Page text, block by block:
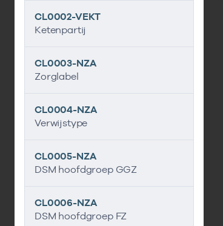
CL0002-VEKT
Ketenpartij
CL0003-NZA
Zorglabel
CL0004-NZA
Verwijstype
CL0005-NZA
DSM hoofdgroep GGZ
CL0006-NZA
DSM hoofdgroep FZ